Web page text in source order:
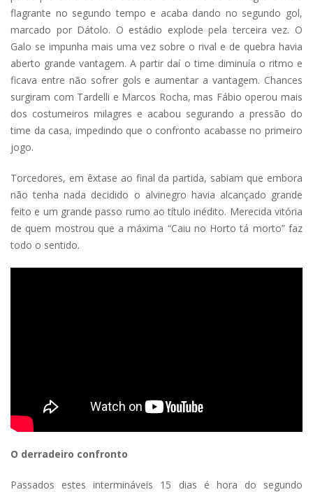
flagrante no segundo tempo e acaba dando no segundo gol,
marcado por Dátolo. O estádio explode pela terceira vez. O
Galo se impunha mais uma vez sobre o rival e de quebra havia
aberto grande vantagem. A partir daí o time diminuía o ritmo e
ficava entre não sofrer gols e aumentar a vantagem. Chances
surgiram com Tardelli e Marcos Rocha, mas Fábio operou mais
dos costumeiros milagres e acabou segurando a pressão do
time da casa, impedindo que o confronto acabasse no primeiro
jogo.
Torcedores, em êxtase ao final da partida, sabiam que embora
não tenha nada decidido o alvinegro havia alcançado grande
feito e um grande passo rumo ao título inédito. Merecida vitória
de quem mostrou que a máxima “Caiu no Horto tá morto” faz
todo o sentido.
O derradeiro confronto
Passados estes intermináveis 15 dias é hora do segundo